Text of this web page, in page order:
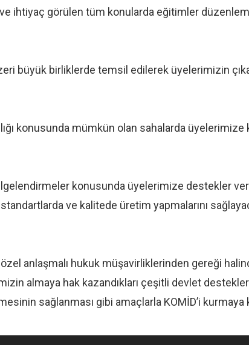
ihtiyaç görülen tüm konularda eğitimler
büyük birliklerde temsil edilerek üyelerimizin
konusunda mümkün olan sahalarda
konusunda üyelerimize destekler
ve kalitede üretim yapmalarını
anlaşmalı hukuk müşavirliklerinden gereği
almaya hak kazandıkları çeşitli devlet
sağlanması gibi amaçlarla KOMİD’i kurmaya